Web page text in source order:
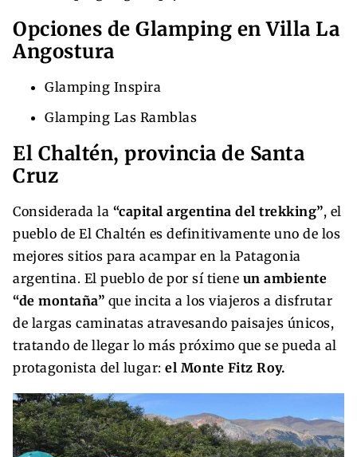
Opciones de Glamping en Villa La
Angostura
Glamping Inspira
Glamping Las Ramblas
El Chaltén, provincia de Santa
Cruz
Considerada la “capital argentina del trekking”, el
pueblo de El Chaltén es definitivamente uno de los
mejores sitios para acampar en la Patagonia
argentina. El pueblo de por sí tiene un ambiente
“de montaña” que incita a los viajeros a disfrutar
de largas caminatas atravesando paisajes únicos,
tratando de llegar lo más próximo que se pueda al
protagonista del lugar: el Monte Fitz Roy.